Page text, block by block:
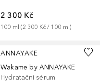
2 300 Kč
100 ml (2 300 Kč / 100 ml)
ANNAYAKE
Wakame by ANNAYAKE
Hydratační sérum